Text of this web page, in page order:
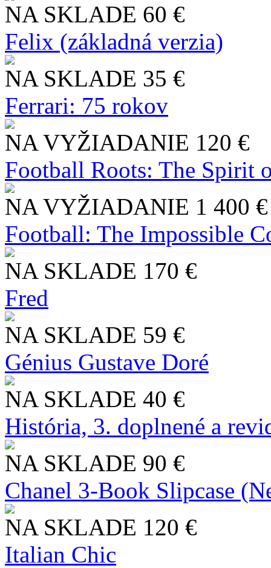
NA SKLADE 60 €
Felix (základná verzia)
NA SKLADE 35 €
Ferrari: 75 rokov
NA VYŽIADANIE 120 €
Football Roots: The Spirit
NA VYŽIADANIE 1 400 €
Football: The Impossible
NA SKLADE 170 €
Fred
NA SKLADE 59 €
Génius Gustave Doré
NA SKLADE 40 €
História, 3. doplnené a
NA SKLADE 90 €
Chanel 3-Book Slipcase
NA SKLADE 120 €
Italian Chic